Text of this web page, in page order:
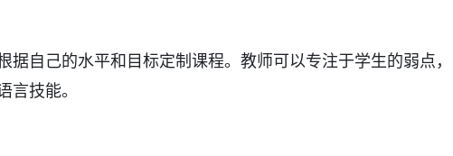
据自己的水平和目标定制课程。教师可以专注于学生的弱点，
言技能。